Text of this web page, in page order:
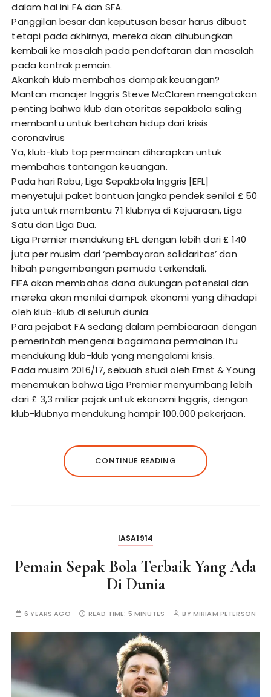
dalam hal ini FA dan SFA.
Panggilan besar dan keputusan besar harus dibuat
tetapi pada akhirnya, mereka akan dihubungkan
kembali ke masalah pada pendaftaran dan masalah
pada kontrak pemain.
Akankah klub membahas dampak keuangan?
Mantan manajer Inggris Steve McClaren mengatakan
penting bahwa klub dan otoritas sepakbola saling
membantu untuk bertahan hidup dari krisis
coronavirus
Ya, klub-klub top permainan diharapkan untuk
membahas tantangan keuangan.
Pada hari Rabu, Liga Sepakbola Inggris [EFL]
menyetujui paket bantuan jangka pendek senilai £ 50
juta untuk membantu 71 klubnya di Kejuaraan, Liga
Satu dan Liga Dua.
Liga Premier mendukung EFL dengan lebih dari £ 140
juta per musim dari ‘pembayaran solidaritas’ dan
hibah pengembangan pemuda terkendali.
FIFA akan membahas dana dukungan potensial dan
mereka akan menilai dampak ekonomi yang dihadapi
oleh klub-klub di seluruh dunia.
Para pejabat FA sedang dalam pembicaraan dengan
pemerintah mengenai bagaimana permainan itu
mendukung klub-klub yang mengalami krisis.
Pada musim 2016/17, sebuah studi oleh Ernst & Young
menemukan bahwa Liga Premier menyumbang lebih
dari £ 3,3 miliar pajak untuk ekonomi Inggris, dengan
klub-klubnya mendukung hampir 100.000 pekerjaan.
CONTINUE READING
IASA1914
Pemain Sepak Bola Terbaik Yang Ada
Di Dunia
6 YEARS AGO READ TIME: 5 MINUTES BYMIRIAM PETERSON